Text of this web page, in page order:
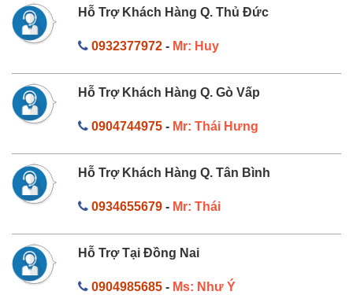
Hỗ Trợ Khách Hàng Q. Thủ Đức
0932377972- Mr: Huy
Hỗ Trợ Khách Hàng Q. Gò Vấp
0904744975- Mr: Thái Hưng
Hỗ Trợ Khách Hàng Q. Tân Bình
0934655679- Mr: Thái
Hỗ Trợ Tại Đồng Nai
0904985685- Ms: Như Ý